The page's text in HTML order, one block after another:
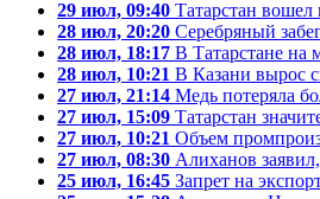
29 июл, 09:40 Татарстан
28 июл, 20:20 Серебряный
28 июл, 18:17 В Татарстане на
28 июл, 10:21 В Казани вырос
27 июл, 21:14 Медь потеряла
27 июл, 15:09 Татарстан
27 июл, 10:21 Объем
27 июл, 08:30 Алиханов
25 июл, 16:45 Запрет на